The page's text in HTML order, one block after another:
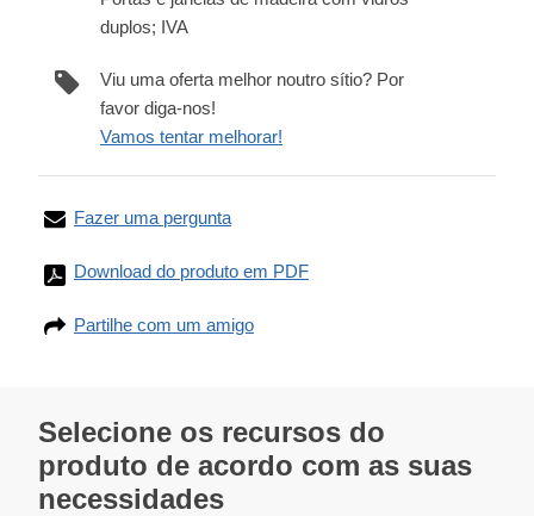
duplos; IVA
Viu uma oferta melhor noutro sítio? Por
favor diga-nos!
Vamos tentar melhorar!
Fazer uma pergunta
Download do produto em PDF
Partilhe com um amigo
Selecione os recursos do
produto de acordo com as suas
necessidades